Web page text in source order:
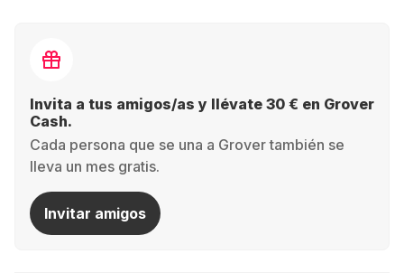
Invita a tus amigos/as y llévate 30 € en Grover
Cash.
Cada persona que se una a Grover también se
lleva un mes gratis.
Invitar amigos